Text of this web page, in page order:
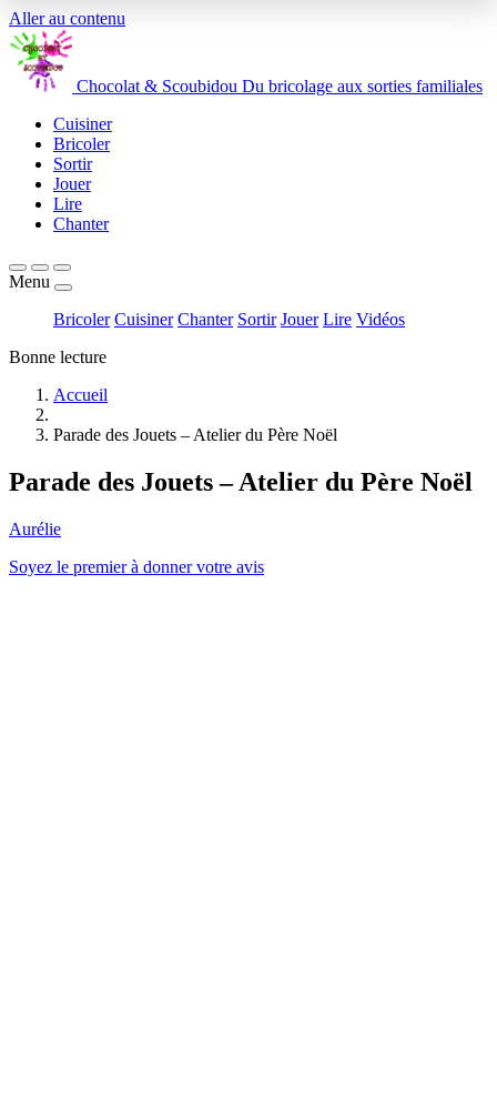
Aller au contenu
Chocolat & Scoubidou Du bricolage aux sorties familiales
Cuisiner
Bricoler
Sortir
Jouer
Lire
Chanter
Menu
Bricoler Cuisiner Chanter Sortir Jouer Lire Vidéos
Bonne lecture
Accueil
Parade des Jouets – Atelier du Père Noël
Parade des Jouets – Atelier du Père Noël
Aurélie
Soyez le premier à donner votre avis